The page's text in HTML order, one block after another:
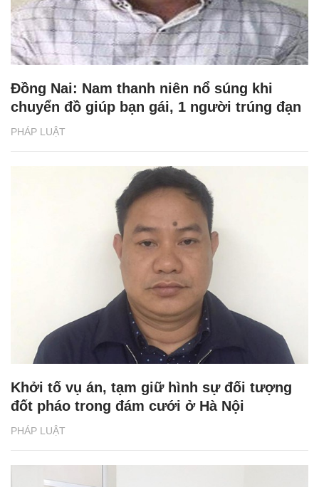
PHÁP LUẬT
Đồng Nai: Nam thanh niên nổ súng khi
chuyển đồ giúp bạn gái, 1 người trúng đạn
PHÁP LUẬT
Khởi tố vụ án, tạm giữ hình sự đối tượng
đốt pháo trong đám cưới ở Hà Nội